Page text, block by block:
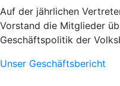
Auf der jährlichen
Vorstand die Mitglieder
Geschäftspolitik der
Unser Geschäftsbericht